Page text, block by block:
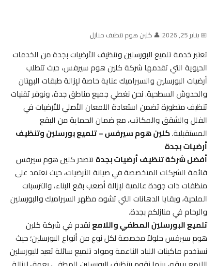
📅 يناير 25, 2026 |👤 كلين هوم تنظيف منازل
تعتبر خدمة تلميع البورسلين وتنظيف الأرضيات بجدة من الخدمات
الحيوية التي تقدمها شركة كلين هوم سيرفس، حيث تتطلب
أرضيات البورسلين والسيراميك عناية خاصة لإزالة طبقات البهتان
والخدوش السطحية. نحن نغطي جميع مناطق جدة، ونوفر تقنيات
تنظيف متطورة تضمن استعادة اللمعان الأصلي للأرضيات في
الفلل والشقق والمكاتب، مع ضمان الحماية من البقع
المستقبلية.كلين هوم سيرفس – تلميع بورسلين وتنظيف
أرضيات بجدة
أفضل شركة تنظيف أرضيات بجدةتتصدر كلين هوم سيرفس
قائمة الشركات المتخصصة في صيانة الأرضيات، حيث نعتمد على
منظفات ذات جودة عالمية لإزالة أصعب بقع البناء، والترسبات
الملحية، وبقايا الدهانات التي تشوه مظهر السيراميك والبورسلين
والرخام في منازلكم بجدة.
تلميع البورسلين المطفي واللامعنقدم في شركة كلين
هوم سيرفس حلولاً مخصصة لكل نوع من أنواع البورسلين؛ حيث
نستخدم ماكينات اللباد الناعمة ومواد تلميع سائلة تعيد للبورسلين